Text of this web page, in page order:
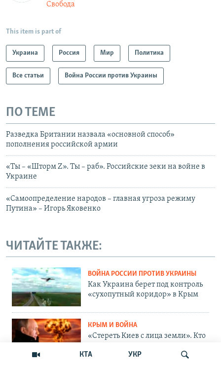
КТА УКР
Свобода
This item is part of
Украина Россия Мир Политика
Все статьи Война России против Украины
ПО ТЕМЕ
Разведка Британии назвала «основной способ»
пополнения российской армии
«Ты – «Шторм Z». Ты – раб». Российские зеки на войне в
Украине
«Самоопределение народов – главная угроза режиму
Путина» – Игорь Яковенко
ЧИТАЙТЕ ТАКЖЕ:
ВОЙНА РОССИИ ПРОТИВ УКРАИНЫ
Как Украина берет под контроль
«сухопутный коридор» в Крым
КРЫМ И ВОЙНА
«Стереть Киев с лица земли». Кто
Украины